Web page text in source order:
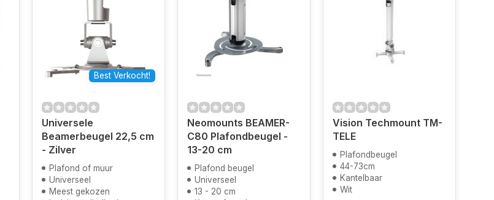
Best Verkocht!
Universele
Beamerbeugel 22,5 cm
- Zilver
Plafond of muur
Universeel
Meest gekozen
Neomounts BEAMER-
C80 Plafondbeugel -
13-20 cm
Plafond beugel
Universeel
13 - 20 cm
Vision Techmount TM-
TELE
Plafondbeugel
44-73cm
Kantelbaar
Wit